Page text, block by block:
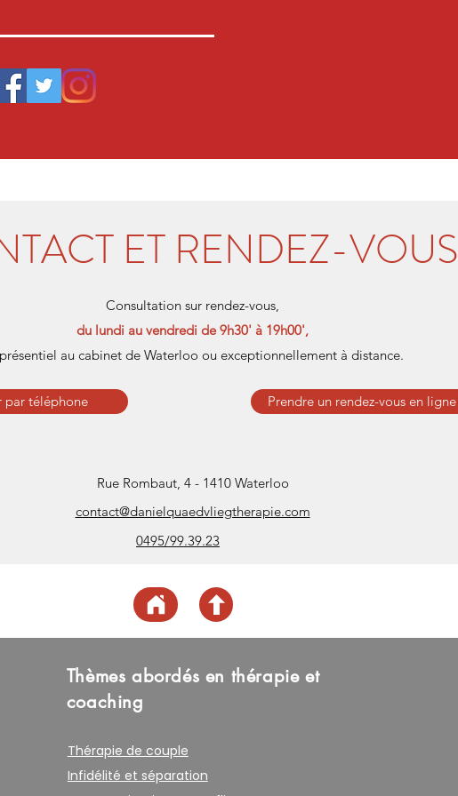
ET RENDEZ-VOUS
Consultation sur rendez-vous,
du lundi au vendredi de 9h30' à 19h00',
au cabinet de Waterloo ou exceptionnellement à distance.
par téléphone Prendre un rendez-vous en ligne
Rue Rombaut, 4 - 1410 Waterloo
contact@danielquaedvliegtherapie.com
0495/99.39.23
Thèmes abordés en thérapie et
coaching
Thérapie de couple
Infidélité et séparation